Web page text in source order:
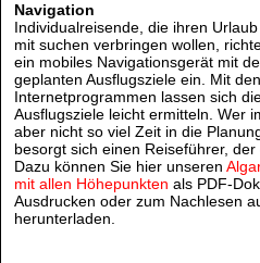
Navigation
Individualreisende, die ihren
mit suchen verbringen wollen,
ein mobiles Navigationsgerät mit
geplanten Ausflugsziele ein. Mit
Internetprogrammen lassen sich
Ausflugsziele leicht ermitteln. Wer
aber nicht so viel Zeit in die
besorgt sich einen Reiseführer, der
Dazu können Sie hier unseren
mit allen Höhepunkten als PDF-
Ausdrucken oder zum Nachlesen
herunterladen.